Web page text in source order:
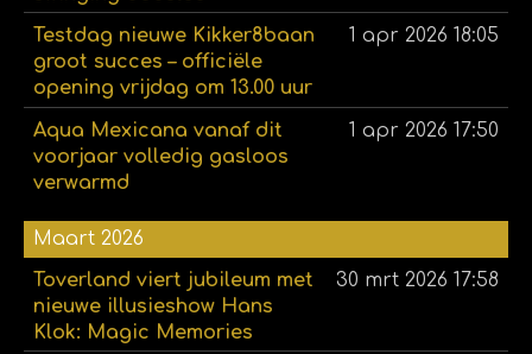
Testdag nieuwe Kikker8baan
groot succes – officiële
opening vrijdag om 13.00 uur
1 apr 2026 18:05
Aqua Mexicana vanaf dit
voorjaar volledig gasloos
verwarmd
1 apr 2026 17:50
Maart 2026
Toverland viert jubileum met
nieuwe illusieshow Hans
Klok: Magic Memories
30 mrt 2026 17:58